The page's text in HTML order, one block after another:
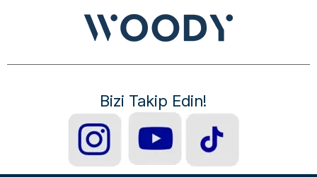
Bizi Takip Edin!